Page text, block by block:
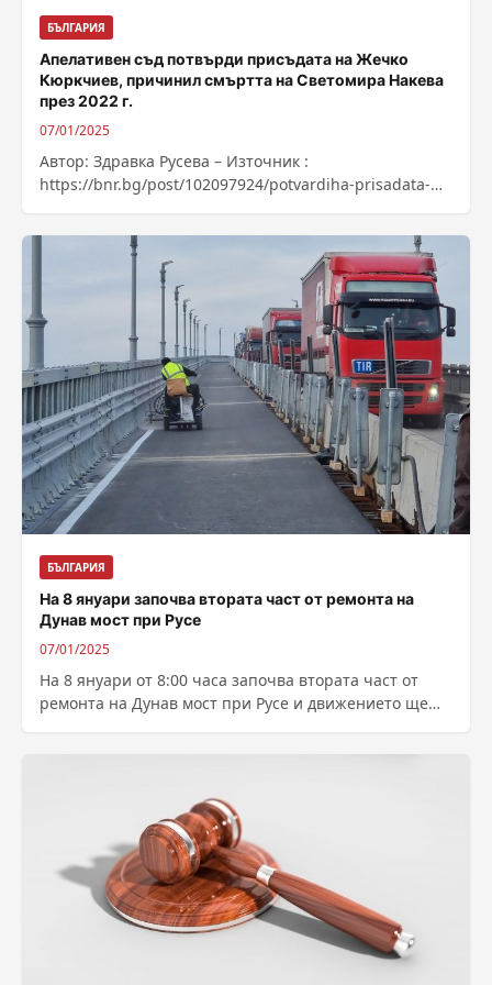
БЪЛГАРИЯ
Апелативен съд потвърди присъдата на Жечко
Кюркчиев, причинил смъртта на Светомира Накева
през 2022 г.
07/01/2025
Автор: Здравка Русева – Източник :
https://bnr.bg/post/102097924/potvardiha-prisadata-
БЪЛГАРИЯ
На 8 януари започва втората част от ремонта на
Дунав мост при Русе
07/01/2025
На 8 януари от 8:00 часа започва втората част от
ремонта на Дунав мост при Русе и движението ще